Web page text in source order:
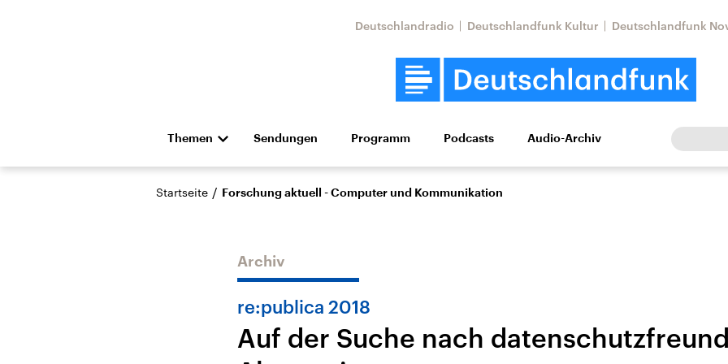
Deutschlandradio Deutschlandfunk Kultur Deutschlandfunk
Themen
Die Nachrichten Politik Wirtschaft Wissen Kultur Europa
Hörspiel und Feature Musik
Landtagswahl Sachsen-
USA
Nahostkonflikt
Iran
Sendungen Programm Podcasts Audio-Archiv
Startseite / Forschung aktuell - Computer und Kommunikation
Archiv
re:publica 2018
Auf der Suche nach